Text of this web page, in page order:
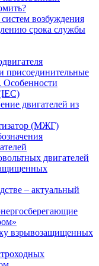
возбуждения
срока службы
присоединительные
Особенности
двигателей из
(МЖГ)
двигателей
– актуальный
взрывозащищенных